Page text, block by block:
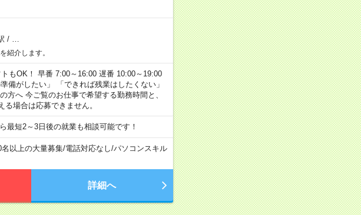
/
紹介します。
もOK！ 早番 7:00～16:00 遅番 10:00～19:00
備がしたい」 「できれば残業はしたくない」
へ 今ご覧のお仕事で希望する勤務時間と、
場合は応募できません。
最短2～3日後の就業も相談可能です！
名以上の大量募集/電話対応なし/パソコンスキル
詳細へ